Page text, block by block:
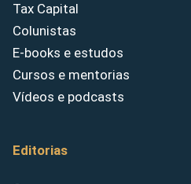
Tax Capital
Colunistas
E-books e estudos
Cursos e mentorias
Vídeos e podcasts
Editorias